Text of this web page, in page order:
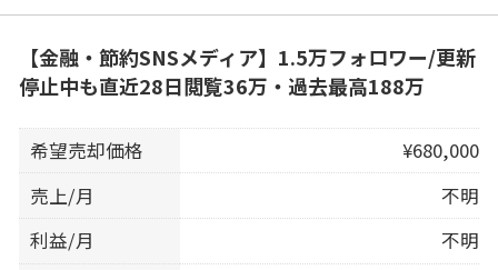
【金融・節約SNSメディア】1.5万フォロワー/更新
停止中も直近28日閲覧36万・過去最高188万
希望売却価格
¥680,000
売上/月
不明
利益/月
不明